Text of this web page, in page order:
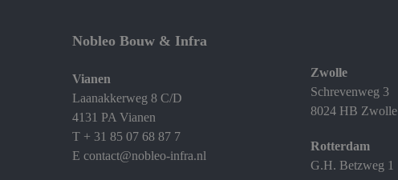
Nobleo Bouw & Infra
Vianen
Laanakkerweg 8 C/D
4131 PA Vianen
T + 31 85 07 68 87 7
E contact@nobleo-infra.nl
Zwolle
Schrevenweg 3
8024 HB Zwolle
Rotterdam
G.H. Betzweg 1